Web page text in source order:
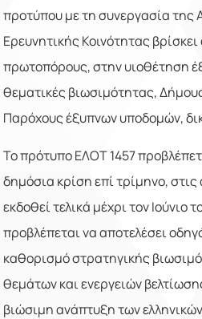
προτύπου με τη συνεργασία της
Ερευνητικής Κοινότητας
πρωτοπόρους, στην υιοθέτηση
θεματικές βιωσιμότητας,
Παρόχους έξυπνων υποδομών,
Το πρότυπο ΕΛΟΤ 1457
δημόσια κρίση επί τρίμηνο, στις
εκδοθεί τελικά μέχρι τον Ιούνιο
προβλέπεται να αποτελέσει
καθορισμό στρατηγικής
θεμάτων και ενεργειών
βιώσιμη ανάπτυξη των